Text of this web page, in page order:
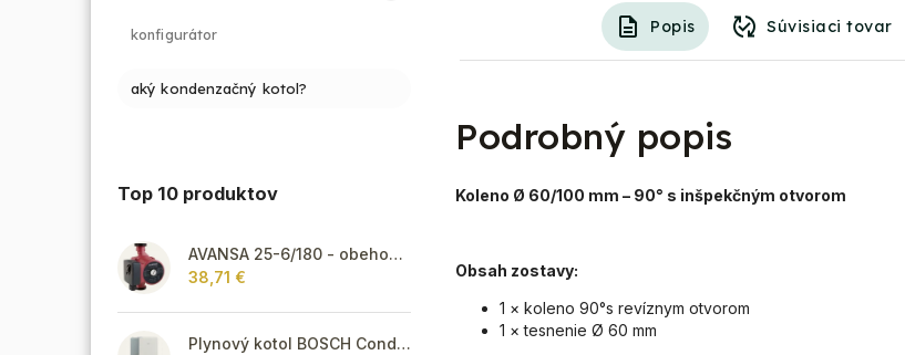
konfigurátor
aký kondenzačný kotol?
Top 10 produktov
AVANSA 25-6/180 - obehové čerpadlo, pripojovací závit 6/4"
38,71 €
Plynový kotol BOSCH Condens GC8300iW 40 R - Závesný kondenzačný vykurovací kotol
Popis Súvisiaci tovar
Podrobný popis
Koleno Ø 60/100 mm – 90° s inšpekčným otvorom
Obsah zostavy:
1 × koleno 90°s revíznym otvorom
1 × tesnenie Ø 60 mm